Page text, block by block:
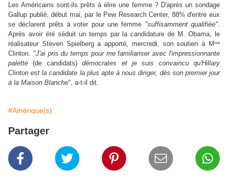
Les Américains sont-ils prêts à élire une femme ? D'après un sondage
Gallup publié, début mai, par le Pew Research Center, 88% d'entre eux
se déclarent prêts à voter pour une femme "suffisamment qualifiée".
Après avoir été séduit un temps par la candidature de M. Obama, le
réalisateur Steven Spielberg a apporté, mercredi, son soutien à M me
Clinton. "J'ai pris du temps pour me familiariser avec l'impressionnante
palette (de candidats)démocrates et je suis convaincu qu'Hillary
Clinton est la candidate la plus apte à nous diriger, dès son premier jour
à la Maison Blanche", a-t-il dit.
#Amérique(s)
Partager